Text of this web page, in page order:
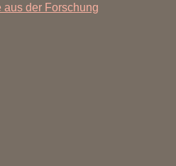
aus der Forschung